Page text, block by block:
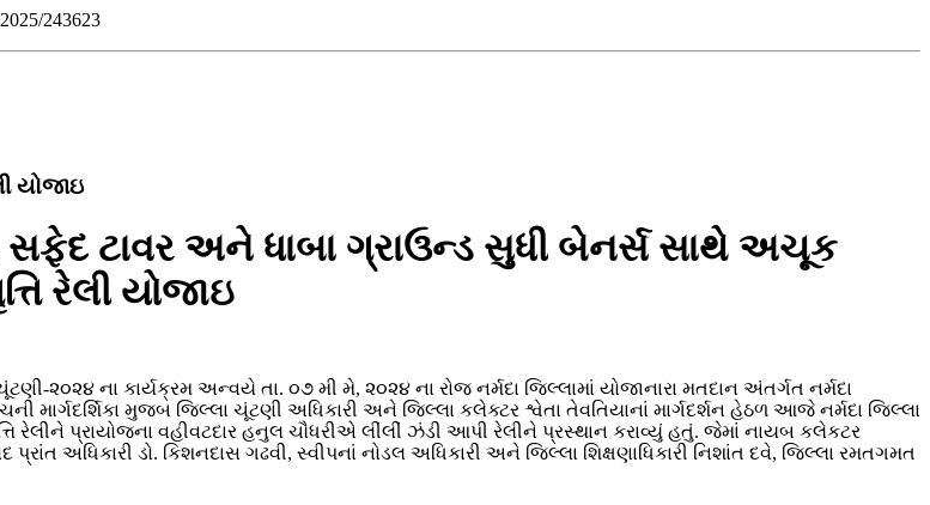
243623
યોજાઇ
સફેદ ટાવર અને ધાબા ગ્રાઉન્ડ સુધી બેનર્સ સાથે અચૂક
રેલી યોજાઇ
૨૦૨૪ ના કાર્યક્રમ અન્વયે તા. ૦૭ મી મે, ૨૦૨૪ ના રોજ નર્મદા જિલ્લામાં યોજાનારા મતદાન અંતર્ગત નર્મદા
માર્ગદર્શિકા મુજબ જિલ્લા ચૂંટણી અધિકારી અને જિલ્લા કલેક્ટર શ્વેતા તેવતિયાનાં માર્ગદર્શન હેઠળ આજે નર્મદા જિલ્લા
રેલીને પ્રાયોજના વહીવટદાર હનુલ ચૌધરીએ લીંલીં ઝંડી આપી રેલીને પ્રસ્થાન કરાવ્યું હતું. જેમાં નાયબ કલેકટર
અધિકારી ડો. કિશનદાસ ગઢવી, સ્વીપનાં નોડલ અધિકારી અને જિલ્લા શિક્ષણાધિકારી નિશાંત દવે, જિલ્લા રમતગમત